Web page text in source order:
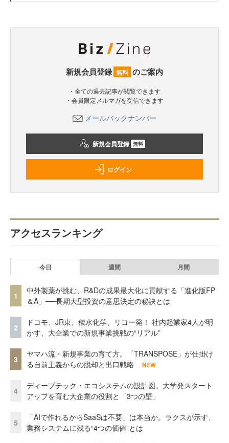
新規会員登録 無料 のご案内
・全ての過去記事が閲覧できます
・会員限定メルマガを受信できます
メールバックナンバー
新規会員登録 無料
ログイン
アクセスランキング
今日 週間 月間
1
中外製薬が挑む、R&Dの成果最大化に貢献する「進化版FP
＆A」──長期大型投資の意思決定の秘訣とは
2
ドコモ、JR東、積水化学、リコー発！ 社内起業家4人が明
かす、大企業での新規事業挑戦の“リアル”
3
ヤマハ流・新規事業の育て方。「TRANSPOSE」が仕掛け
る自前主義からの脱却と出口戦略
NEW
4
ディープテック・エコシステムの設計図。大学発スタート
アップを育む大企業の役割と「3つの壁」
5
「AIで作れるからSaaSは不要」は本当か。ラクスが示す、
業務システムに残る“4つの価値”とは